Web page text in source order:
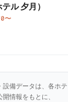
ル 夕月）
〜
設備データは、各ホテ
情報をもとに、